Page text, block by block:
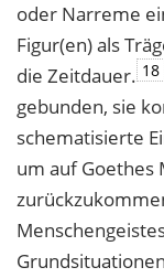
oder Narreme
Figur(en) als
die Zeitdauer. 18
gebunden, sie
schematisierte
um auf